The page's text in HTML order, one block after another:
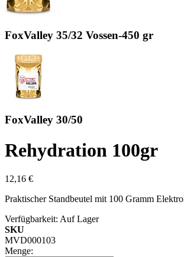
FoxValley 35/32 Vossen-450 gr
FoxValley 30/50
Rehydration 100gr
12,16 €
Praktischer Standbeutel mit 100 Gramm
Verfügbarkeit: Auf Lager
SKU
MVD000103
Menge: